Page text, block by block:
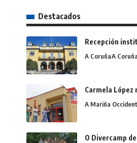
Destacados
Recepción
A CoruñaA
Carmela
A Mariña
O Divercamp